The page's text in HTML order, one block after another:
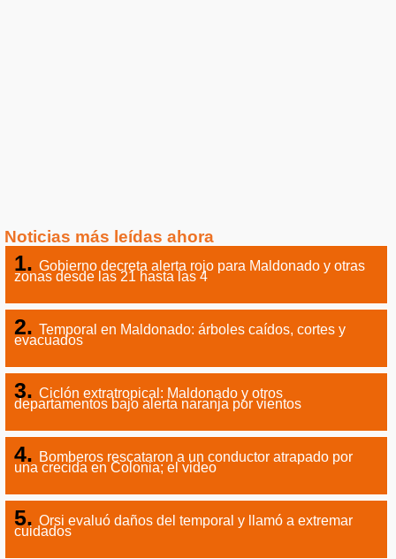
Noticias más leídas ahora
Gobierno decreta alerta rojo para Maldonado y otras
zonas desde las 21 hasta las 4
Temporal en Maldonado: árboles caídos, cortes y
evacuados
Ciclón extratropical: Maldonado y otros
departamentos bajo alerta naranja por vientos
Bomberos rescataron a un conductor atrapado por
una crecida en Colonia; el video
Orsi evaluó daños del temporal y llamó a extremar
cuidados